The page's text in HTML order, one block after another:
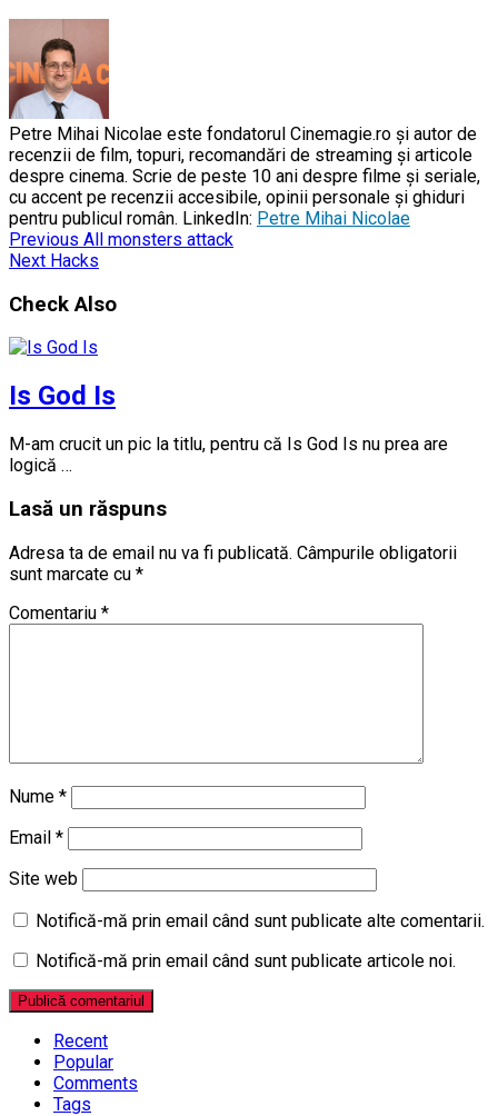
Petre Mihai Nicolae este fondatorul Cinemagie.ro și autor de
recenzii de film, topuri, recomandări de streaming și articole
despre cinema. Scrie de peste 10 ani despre filme și seriale,
cu accent pe recenzii accesibile, opinii personale și ghiduri
pentru publicul român. LinkedIn: Petre Mihai Nicolae
Previous All monsters attack
Next Hacks
Check Also
Is God Is
M-am crucit un pic la titlu, pentru că Is God Is nu prea are
logică …
Lasă un răspuns
Adresa ta de email nu va fi publicată. Câmpurile obligatorii
sunt marcate cu *
Comentariu *
Nume *
Email *
Site web
Notifică-mă prin email când sunt publicate alte comentarii.
Notifică-mă prin email când sunt publicate articole noi.
Recent
Popular
Comments
Tags